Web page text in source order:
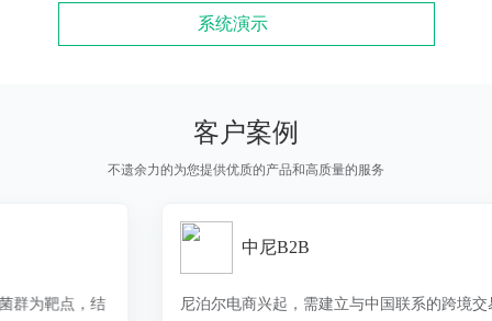
系统演示
客户案例
不遗余力的为您提供优质的产品和高质量的服务
尼泊尔电商兴起，需建立与中国联系的跨境交易平台，方便两